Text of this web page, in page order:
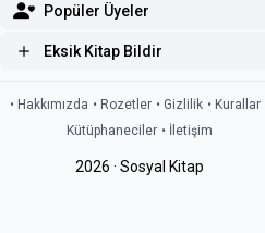
Popüler Üyeler
Eksik Kitap Bildir
• Hakkımızda • Rozetler • Gizlilik • Kurallar
Kütüphaneciler • İletişim
2026 · Sosyal Kitap